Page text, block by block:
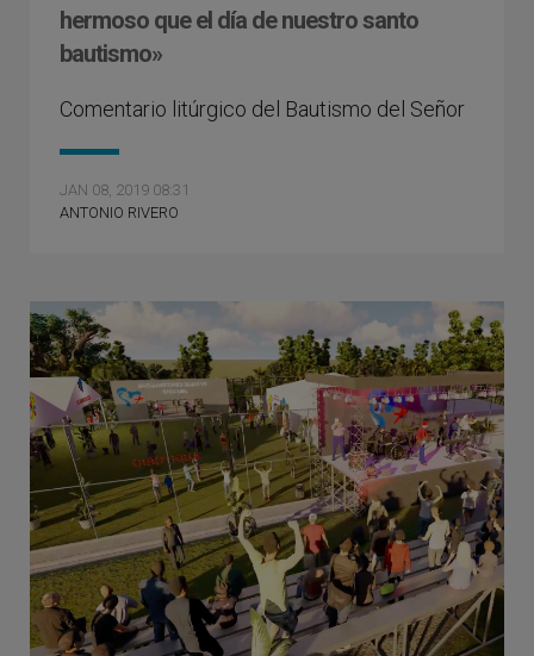
hermoso que el día de nuestro santo
bautismo»
Comentario litúrgico del Bautismo del Señor
JAN 08, 2019 08:31
ANTONIO RIVERO